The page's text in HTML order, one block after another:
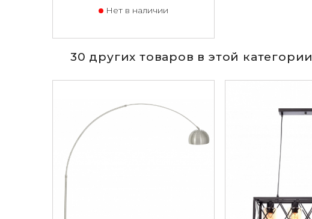
Нет в наличии
30 других товаров в этой категории